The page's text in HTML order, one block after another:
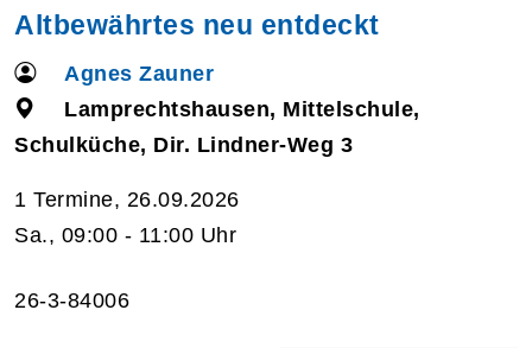
Altbewährtes neu entdeckt
Agnes Zauner
Lamprechtshausen, Mittelschule,
Schulküche, Dir. Lindner-Weg 3
1 Termine, 26.09.2026
Sa., 09:00 - 11:00 Uhr
26-3-84006